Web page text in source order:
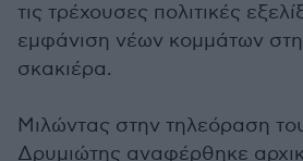
τις τρέχουσες πολιτικές
εμφάνιση νέων κομμάτων
σκακιέρα.
Μιλώντας στην τηλεόραση
Δρυμιώτης αναφέρθηκε